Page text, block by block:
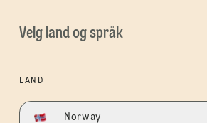
Velg land og språk
LAND
Norway